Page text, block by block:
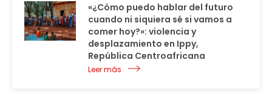
«¿Cómo puedo hablar del futuro
cuando ni siquiera sé si vamos a
comer hoy?»: violencia y
desplazamiento en Ippy,
República Centroafricana
Leer más